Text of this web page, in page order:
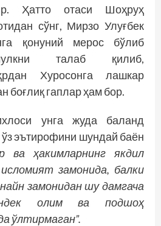
Ҳатто отаси Шоҳруҳ
сўнг, Мирзо Улуғбек
қонуний мерос бўлиб
талаб қилиб,
Хуросонга лашкар
боғлиқ гаплар ҳам бор.
унга жуда баланд
ўз эътирофини шундай баён
ва ҳакимларнинг якдил
замонида, балки
замонидан шу дамгача
олим ва подшоҳ
ўлтирмаган”.